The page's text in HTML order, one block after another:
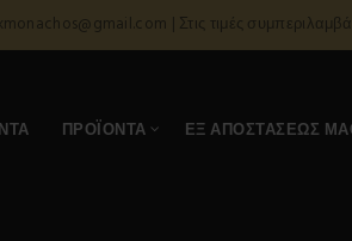
| Στις τιμές
ΠΡΟΪΌΝΤΑ ΕΞ ΑΠΟΣΤΆΣΕΩΣ